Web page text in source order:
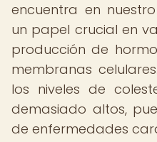
encuentra en
un papel crucial en
producción de
membranas
los niveles de
demasiado altos,
de enfermedades